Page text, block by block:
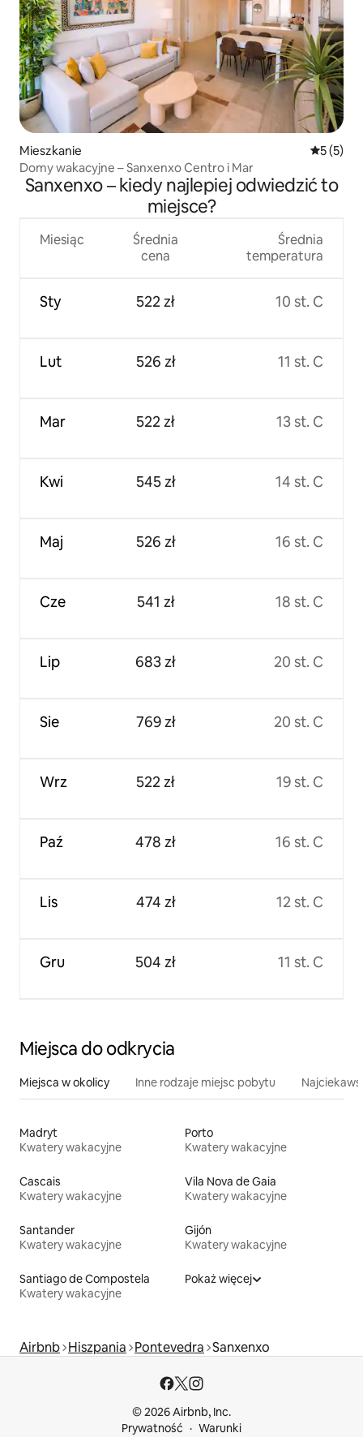
Mieszkanie Średnia
5 (5)
Domy wakacyjne – Sanxenxo Centro i Mar
Sanxenxo – kiedy najlepiej odwiedzić to
miejsce?
Miesiąc
Sty
Lut
Mar
Kwi
Maj
Cze
Lip
Sie
Wrz
Paź
Lis
Gru
Średnia
cena
522 zł
526 zł
522 zł
545 zł
526 zł
541 zł
683 zł
769 zł
522 zł
478 zł
474 zł
504 zł
Średnia
temperatura
10 st. C
11 st. C
13 st. C
14 st. C
16 st. C
18 st. C
20 st. C
20 st. C
19 st. C
16 st. C
12 st. C
11 st. C
Miejsca do odkrycia
Miejsca w okolicy Inne rodzaje miejsc pobytu
Madryt
Kwatery wakacyjne
Porto
Kwatery wakacyjne
Cascais
Kwatery wakacyjne
Vila Nova de Gaia
Kwatery wakacyjne
Santander
Kwatery wakacyjne
Gijón
Kwatery wakacyjne
Santiago de Compostela
Kwatery wakacyjne
Pokaż więcej
Airbnb Hiszpania Pontevedra Sanxenxo
© 2026 Airbnb, Inc.
Prywatność
Warunki